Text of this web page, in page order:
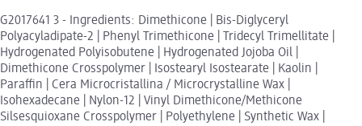
G2017641 3 - Ingredients: Dimethicone | Bis-Diglyceryl
Polyacyladipate-2 | Phenyl Trimethicone | Tridecyl Trimellitate |
Hydrogenated Polyisobutene | Hydrogenated Jojoba Oil |
Dimethicone Crosspolymer | Isostearyl Isostearate | Kaolin |
Paraffin | Cera Microcristallina / Microcrystalline Wax |
Isohexadecane | Nylon-12 | Vinyl Dimethicone/Methicone
Silsesquioxane Crosspolymer | Polyethylene | Synthetic Wax |